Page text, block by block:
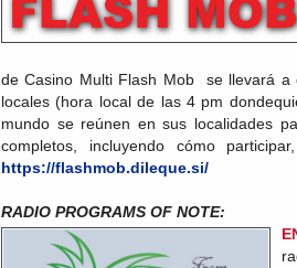
de Casino Multi Flash Mob se llevará
locales (hora local de las 4 pm
mundo se reúnen en sus localidades
completos, incluyendo cómo
https://flashmob.dileque.si/
RADIO PROGRAMS OF NOTE: